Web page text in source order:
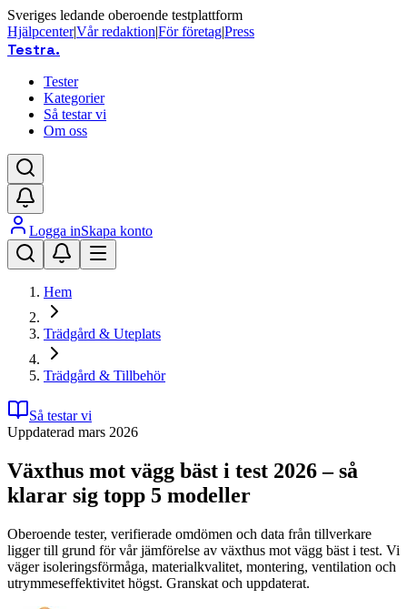
Sveriges ledande oberoende testplattform
Hjälpcenter|Vår redaktion|För företag|Press
Testra.
Tester
Kategorier
Så testar vi
Om oss
Logga inSkapa konto
Hem
Trädgård & Uteplats
Trädgård & Tillbehör
Så testar vi
Uppdaterad mars 2026
Växthus mot vägg bäst i test 2026 – så
klarar sig topp 5 modeller
Oberoende tester, verifierade omdömen och data från tillverkare
ligger till grund för vår jämförelse av växthus mot vägg bäst i test. Vi
väger isoleringsförmåga, materialkvalitet, montering, ventilation och
utrymmeseffektivitet högst. Granskat och uppdaterat.